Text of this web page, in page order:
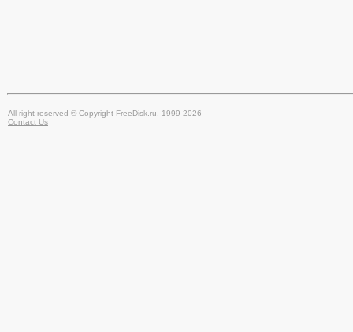
All right reserved © Copyright FreeDisk.ru, 1999-2026
Contact Us